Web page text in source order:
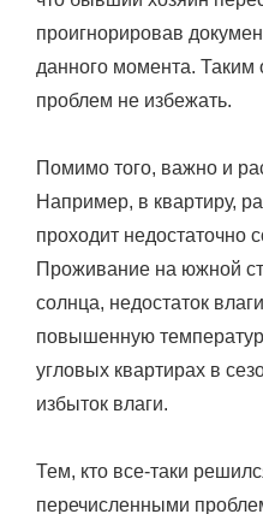
проигнорировав
данного момента.
проблем не избежать.
Помимо того, важно и
Например, в квартиру,
проходит недостаточно
Проживание на южной
солнца, недостаток
повышенную
угловых квартирах в
избыток влаги.
Тем, кто все-таки
перечисленными